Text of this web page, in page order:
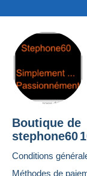
Boutique de
stephone60
Conditions
Méthodes de